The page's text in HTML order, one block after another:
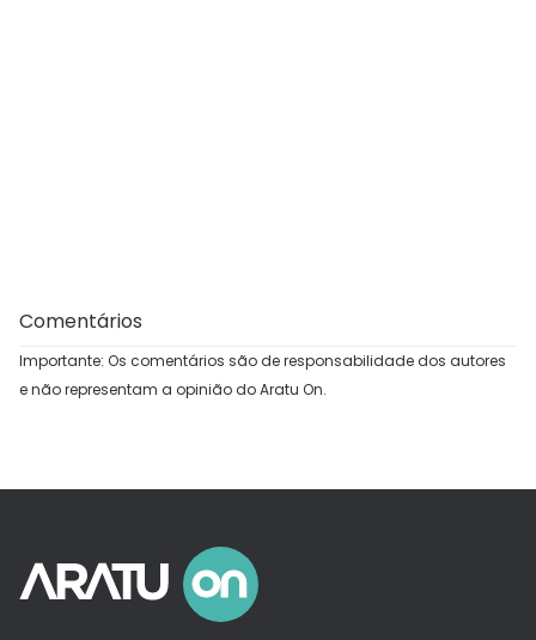
Comentários
Importante: Os comentários são de responsabilidade dos autores
e não representam a opinião do Aratu On.